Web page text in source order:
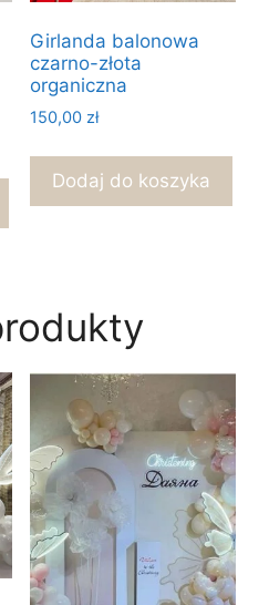
Girlanda balonowa
czarno-złota
organiczna
150,00 zł
Dodaj do koszyka